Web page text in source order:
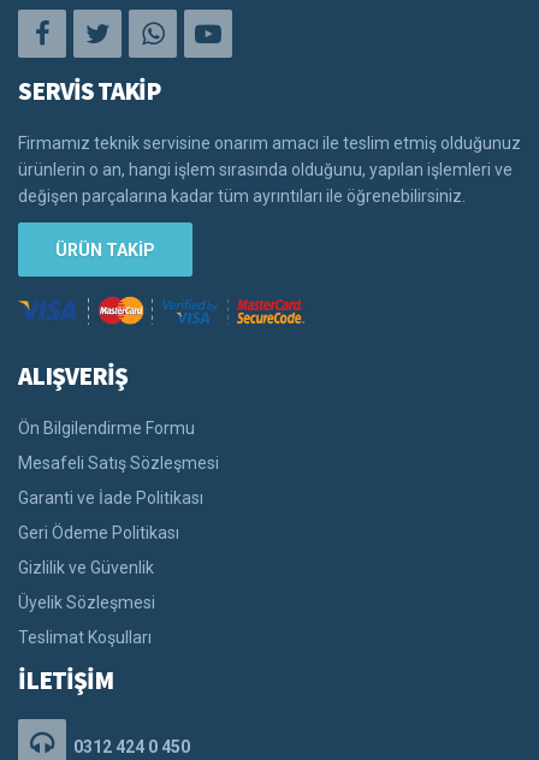
SERVİS TAKİP
Firmamız teknik servisine onarım amacı ile teslim etmiş olduğunuz
ürünlerin o an, hangi işlem sırasında olduğunu, yapılan işlemleri ve
değişen parçalarına kadar tüm ayrıntıları ile öğrenebilirsiniz.
ÜRÜN TAKİP
ALIŞVERİŞ
Ön Bilgilendirme Formu
Mesafeli Satış Sözleşmesi
Garanti ve İade Politikası
Geri Ödeme Politikası
Gizlilik ve Güvenlik
Üyelik Sözleşmesi
Teslimat Koşulları
İLETİŞİM
0312 424 0 450